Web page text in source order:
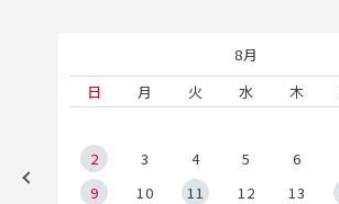
8月
日
月 火 水 木
2
3 4 5 6
9
10 11 12 13